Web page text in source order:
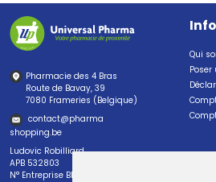
Pharmacie des 4 Bras
Route de Bavay, 39
7080 Frameries (Belgique)
contact@pharma
shopping.be
Ludovic Robilliard
APB 532803
N° Entreprise BE0447.382.113
Qui